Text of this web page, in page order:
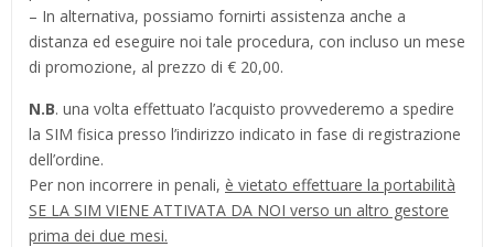
– In alternativa, possiamo fornirti assistenza anche a
distanza ed eseguire noi tale procedura, con incluso un mese
di promozione, al prezzo di € 20,00.
N.B. una volta effettuato l’acquisto provvederemo a spedire
la SIM fisica presso l’indirizzo indicato in fase di registrazione
dell’ordine.
Per non incorrere in penali, è vietato effettuare la portabilità
SE LA SIM VIENE ATTIVATA DA NOI verso un altro gestore
prima dei due mesi.